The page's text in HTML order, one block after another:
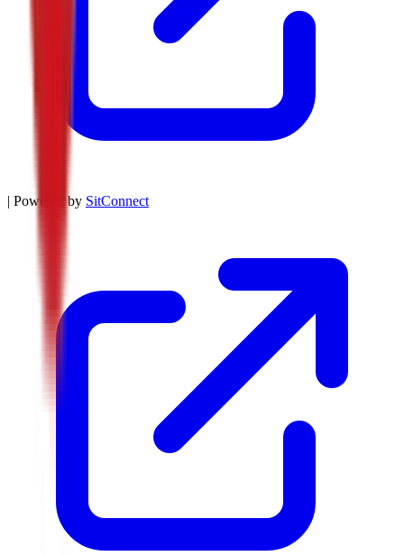
| Powered by SitConnect